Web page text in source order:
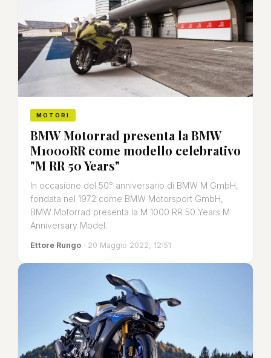
MOTORI
BMW Motorrad presenta la BMW
M1000RR come modello celebrativo
"M RR 50 Years"
In occasione del 50° anniversario di BMW M GmbH,
fondata nel 1972 come BMW Motorsport GmbH,
BMW Motorrad presenta la M 1000 RR 50 Years M
Anniversary Model.
Ettore Rungo · 20 Maggio 2022, 12:51